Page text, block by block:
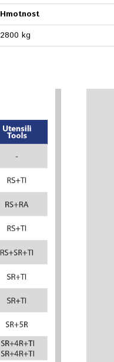
Hmotnost
2800 kg